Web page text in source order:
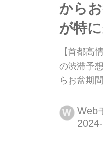
から
が特
【首都高
の渋滞予
らお盆期
ンダーを
もしれな
W Web